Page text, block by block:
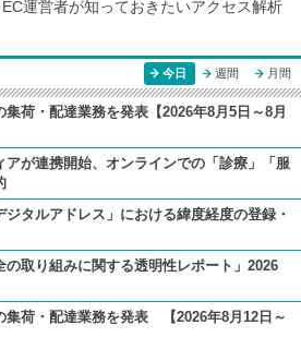
EC運営者が知っておきたいアクセス解析
今日 週間 月間
荷・配達業務を発表【2026年8月5日～8月
アが連携開始、オンラインでの「診療」「服
ジタルアドレス」における緯度経度の登録・
の取り組みに関する透明性レポート」2026
集荷・配達業務を発表 【2026年8月12日～